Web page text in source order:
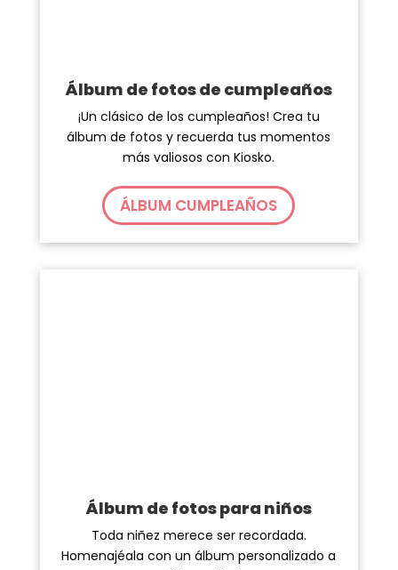
Álbum de fotos de cumpleaños
¡Un clásico de los cumpleaños! Crea tu
álbum de fotos y recuerda tus momentos
más valiosos con Kiosko.
ÁLBUM CUMPLEAÑOS
Álbum de fotos para niños
Toda niñez merece ser recordada.
Homenajéala con un álbum personalizado a